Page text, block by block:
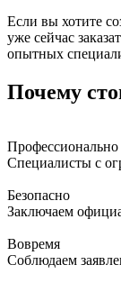
Если вы хотите
уже сейчас
опытных
Почему
Профессионально
Специалисты с
Безопасно
Заключаем
Вовремя
Соблюдаем